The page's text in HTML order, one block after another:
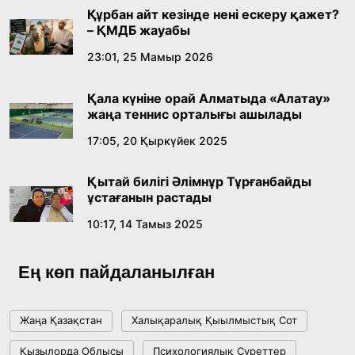
16:27, 23 Шілде 2026
Қазақ тіліндегі «құт» концептісінің
09:21, 21 Шілде 2026
Абайдың адам тәрбиесі туралы
18:59, 20 Шілде 2026
ме, әлде бәсекелесі ме?
Ұлттық архивтің ашылғанына 20 жыл: негізгі
Құрбан айт кезінде нені ескеру қажет?
– ҚМДБ жауабы
23:01, 25 Мамыр 2026
Қала күніне орай Алматыда «Алатау»
жаңа теннис орталығы ашылады
17:05, 20 Қыркүйек 2025
Қытай билігі Әлімнұр Тұрғанбайды
ұстағанын растады
10:17, 14 Тамыз 2025
Ең көп пайдаланылған
Жаңа Қазақстан Халықаралық Қыылмыстық Сот
Қызылорда Облысы Психологиялық Суреттер